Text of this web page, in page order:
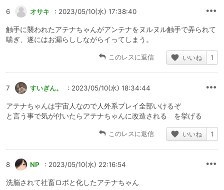
6 オサキ : 2023/05/10(水) 17:38:40
触手に襲われたアテナちゃんがアンテナをヌルヌル触手で弄られて
喘ぎ、遂にはお漏らししながらイってしまう。
このレスに返信 いいね 1
7 すいぎん。 : 2023/05/10(水) 18:34:44
アテナちゃんは宇宙人なので人外系プレイ全部いけるぞ
と言う事で気が付いたらアテナちゃんに改造される を挙げる
このレスに返信 いいね 1
8 NP : 2023/05/10(水) 22:16:54
洗脳されて社畜ロボと化したアテナちゃん